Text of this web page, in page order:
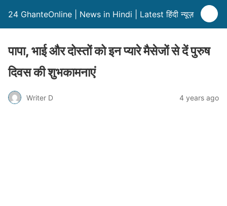
24 GhanteOnline | News in Hindi | Latest हिंदी न्यूज़
पापा, भाई और दोस्तों को इन प्यारे मैसेजों से दें पुरुष
दिवस की शुभकामनाएं
Writer D 4 years ago